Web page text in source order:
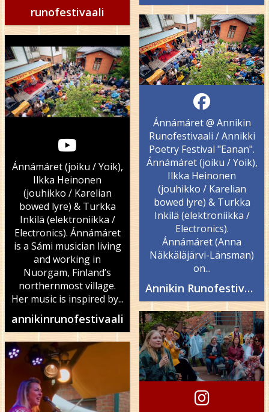
runofestivaali
Ánnámáret (joiku / Yoik),
Ilkka Heinonen
(jouhikko / Karelian
bowed lyre) & Turkka
Inkilä (elektroniikka /
Electronics). Ánnámáret
is a Sámi musician living
and working in
Nuorgam, Finland’s
northernmost village.
Her music is inspired by...
annikinrunofestivaali
Ánnámáret @ Annikin
Runofestivaali / Annikki
Poetry Festival "Eanan".
Ánnámáret (joiku / Yoik),
Ilkka Heinonen
(jouhikko / Karelian
bowed lyre) & Turkka
Inkilä (elektroniikka /
Electronics).
Ánnámáret (Anna
Näkkäläjärvi-Länsman)
on...
Annikin Runofestivaali - Annikki Poetry Festival